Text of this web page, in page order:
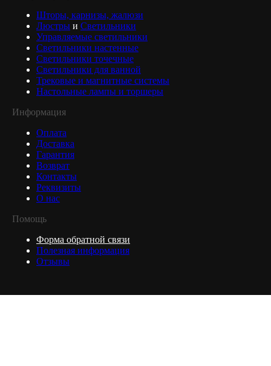
Шторы, карнизы, жалюзи
Люстры и Светильники
Управляемые светильники
Светильники настенные
Светильники точечные
Светильники для ванной
Трековые и магнитные системы
Настольные лампы и торшеры
Информация
Оплата
Доставка
Гарантия
Возврат
Контакты
Реквизиты
О нас
Помощь
Форма обратной связи
Полезная информация
Отзывы